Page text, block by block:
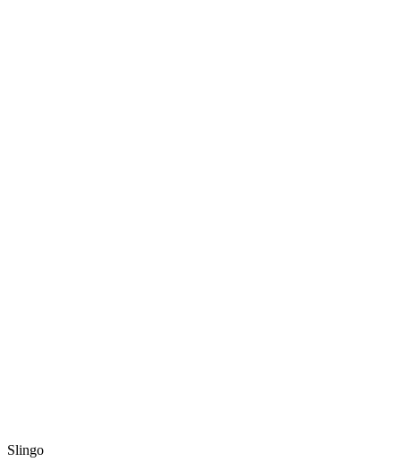
Slingo